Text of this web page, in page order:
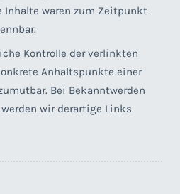
Inhalte waren zum Zeitpunkt
Kontrolle der verlinkten
Anhaltspunkte einer
Bei Bekanntwerden
wir derartige Links